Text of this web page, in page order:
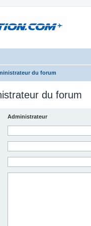
du forum
du forum
Administrateur